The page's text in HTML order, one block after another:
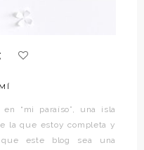
“mi paraíso”, una isla
la que estoy completa y
que este blog sea una